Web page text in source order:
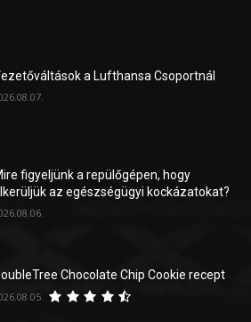
a Lufthansa Csoportnál
figyeljünk a repülőgépen, hogy
az egészségügyi kockázatokat?
Chocolate Chip Cookie recept